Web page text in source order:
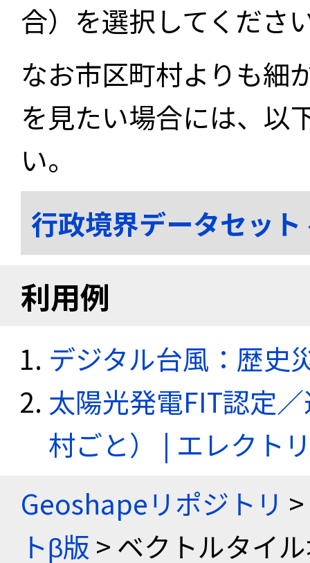
合）を選択してくださ
なお市区町村よりも細
を見たい場合には、以
い。
行政境界データセッ
利用例
デジタル台風：歴史
太陽光発電FIT認定
村ごと） | エレクト
Geoshapeリポジトリ >
トβ版 > ベクトルタイ